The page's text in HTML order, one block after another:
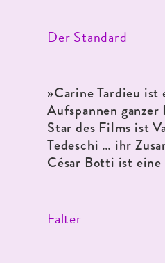
Der Standard
»Carine Tardieu
Aufspannen
Star des Films ist
Tedeschi … ihr
César Botti ist eine
Falter